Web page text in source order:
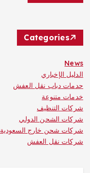
Categories
News
الدليل الإخباري
حدمات دباب نقل العفش
خدمات متنوعة
شركات التنظيف
شركات الشحن الدولي
شركات شحن خارج السعودية
شركات نقل العفش